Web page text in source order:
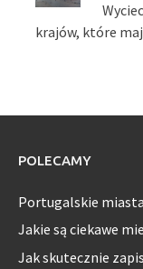
krajów, które
POLECAMY
Portugalskie
Jakie są ciekawe
Jak skutecznie